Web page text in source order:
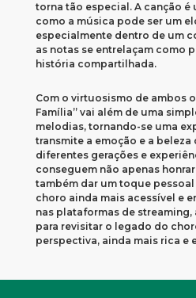
torna tão especial. A canção é
como a música pode ser um
especialmente dentro de um
as notas se entrelaçam como
história compartilhada.
Com o virtuosismo de ambos
Família” vai além de uma
melodias, tornando-se uma
transmite a emoção e a
diferentes gerações e
conseguem não apenas
também dar um toque
choro ainda mais acessível e
nas plataformas de streaming,
para revisitar o legado do
perspectiva, ainda mais rica e